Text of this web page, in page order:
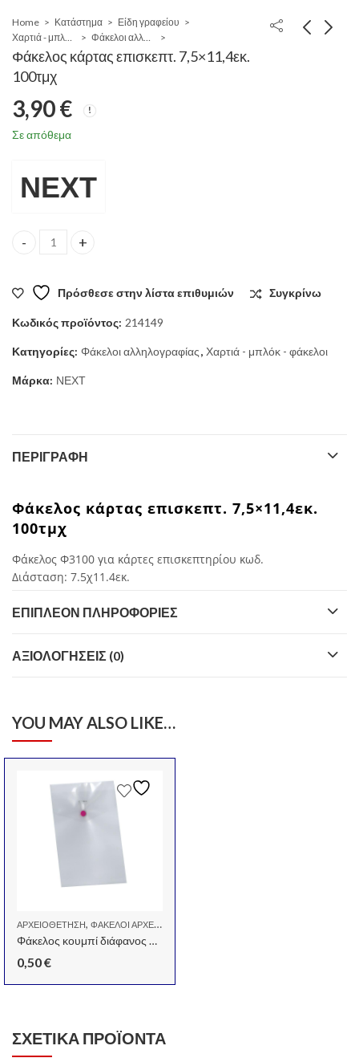
Home Κατάστημα
Είδη γραφείου
Φάκελος κάρτας επισκεπτ. 7,5×11,4εκ.
100τμχ
3,90€
Σε απόθεμα
ΝΕΧΤ
Φάκελος κάρτας επισκεπτ. 7,5x11,4εκ. 100τμχ quantity
Πρόσθεσε στην λίστα επιθυμιών Συγκρίνω
Κωδικός προϊόντος: 214149
Κατηγορίες: Φάκελοι αλληλογραφίας, Χαρτιά - μπλόκ - φάκελοι
Μάρκα: ΝΕΧΤ
ΠΕΡΙΓΡΑΦΉ
Φάκελος κάρτας επισκεπτ. 7,5×11,4εκ.
100τμχ
Φάκελος Φ3100 για κάρτες επισκεπτηρίου κωδ.
Διάσταση: 7.5χ11.4εκ.
ΕΠΙΠΛΈΟΝ ΠΛΗΡΟΦΟΡΊΕΣ
ΑΞΙΟΛΟΓΉΣΕΙΣ (0)
YOU MAY ALSO LIKE…
ΑΡΧΕΙΟΘΈΤΗΣΗ, ΦΆΚΕΛΟΙ ΑΡΧΕΙΟΘΈΤΗΣΗΣ
Φάκελος κουμπί διάφανος Α6 Υ15.8×11.3εκ.
0,50€
ΣΧΕΤΙΚΆ ΠΡΟΪΌΝΤΑ